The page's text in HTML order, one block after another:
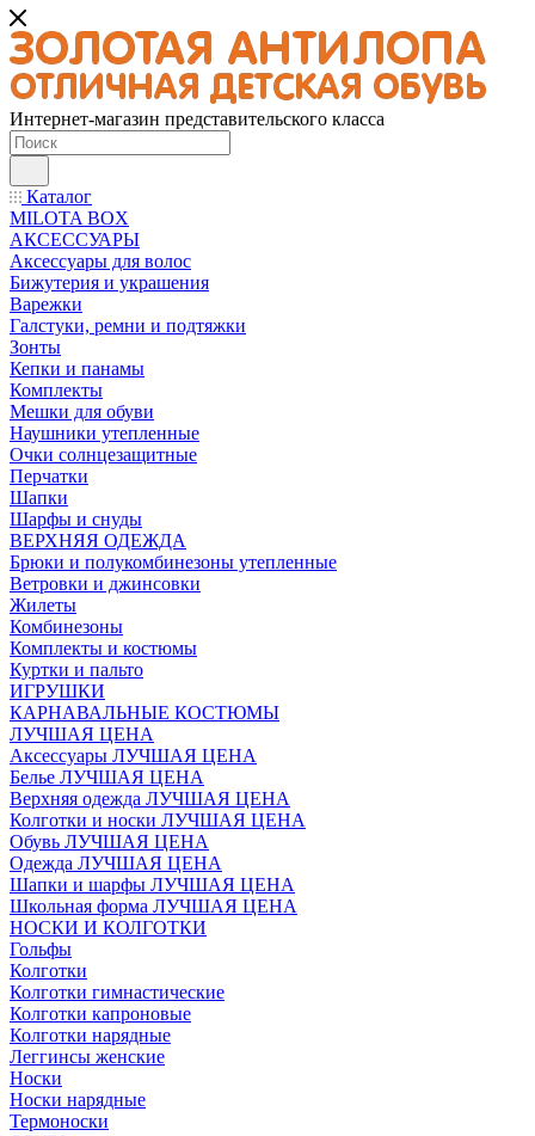
Интернет-магазин представительского класса
Каталог
MILOTA BOX
АКСЕССУАРЫ
Аксессуары для волос
Бижутерия и украшения
Варежки
Галстуки, ремни и подтяжки
Зонты
Кепки и панамы
Комплекты
Мешки для обуви
Наушники утепленные
Очки солнцезащитные
Перчатки
Шапки
Шарфы и снуды
ВЕРХНЯЯ ОДЕЖДА
Брюки и полукомбинезоны утепленные
Ветровки и джинсовки
Жилеты
Комбинезоны
Комплекты и костюмы
Куртки и пальто
ИГРУШКИ
КАРНАВАЛЬНЫЕ КОСТЮМЫ
ЛУЧШАЯ ЦЕНА
Аксессуары ЛУЧШАЯ ЦЕНА
Белье ЛУЧШАЯ ЦЕНА
Верхняя одежда ЛУЧШАЯ ЦЕНА
Колготки и носки ЛУЧШАЯ ЦЕНА
Обувь ЛУЧШАЯ ЦЕНА
Одежда ЛУЧШАЯ ЦЕНА
Шапки и шарфы ЛУЧШАЯ ЦЕНА
Школьная форма ЛУЧШАЯ ЦЕНА
НОСКИ И КОЛГОТКИ
Гольфы
Колготки
Колготки гимнастические
Колготки капроновые
Колготки нарядные
Леггинсы женские
Носки
Носки нарядные
Термоноски